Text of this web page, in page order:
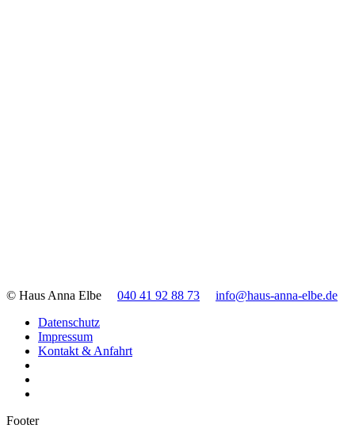
© Haus Anna Elbe 040 41 92 88 73
info@haus-anna-elbe.de
Datenschutz
Impressum
Kontakt & Anfahrt
Footer